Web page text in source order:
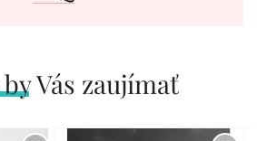
Vás zaujímať